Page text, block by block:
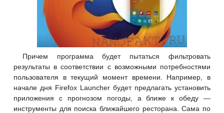
Причем программа будет пытаться фильтровать
результаты в соответствии с возможными потребностями
пользователя в текущий момент времени. Например, в
начале дня Firefox Launcher будет предлагать установить
приложения с прогнозом погоды, а ближе к обеду —
инструменты для поиска ближайшего ресторана. Сама по